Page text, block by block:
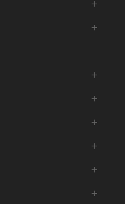
+
+
+
+
+
+
+
+